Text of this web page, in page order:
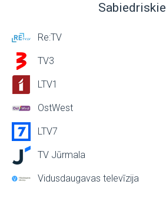
Sabiedriskie
Re:TV
TV3
LTV1
OstWest
LTV7
TV Jūrmala
Vidusdaugavas televīzija